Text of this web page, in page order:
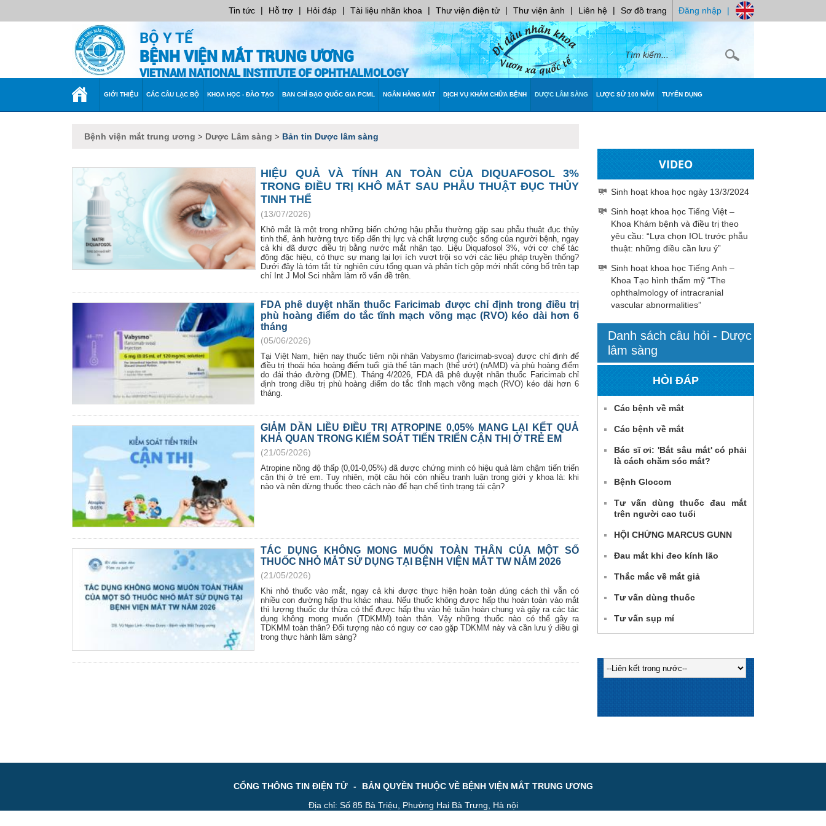
Tin tức | Hỗ trợ | Hỏi đáp | Tài liệu nhãn khoa | Thư viện điện tử | Thư viện ảnh | Liên hệ | Sơ đồ trang Đăng nhập |
BỘ Y TẾ
BỆNH VIỆN MẮT TRUNG ƯƠNG
VIETNAM NATIONAL INSTITUTE OF OPHTHALMOLOGY
TRANG GIỚI THIỆU CÁC CÂU LẠC BỘ KHOA HỌC - ĐÀO TẠO BAN CHỈ ĐẠO QUỐC GIA PCML NGÂN HÀNG MẮT DỊCH VỤ KHÁM CHỮA BỆNH DƯỢC LÂM SÀNG LƯỢC SỬ 100 NĂM TUYỂN DỤNG
Bệnh viện mắt trung ương > Dược Lâm sàng > Bản tin Dược lâm sàng
HIỆU QUẢ VÀ TÍNH AN TOÀN CỦA DIQUAFOSOL 3%
TRONG ĐIỀU TRỊ KHÔ MẮT SAU PHẪU THUẬT ĐỤC THỦY
TINH THỂ
(13/07/2026)
Khô mắt là một trong những biến chứng hậu phẫu thường gặp sau phẫu thuật đục thủy
tinh thể, ảnh hưởng trực tiếp đến thị lực và chất lượng cuộc sống của người bệnh, ngay
cả khi đã được điều trị bằng nước mắt nhân tạo. Liệu Diquafosol 3%, với cơ chế tác
động đặc hiệu, có thực sự mang lại lợi ích vượt trội so với các liệu pháp truyền thống?
Dưới đây là tóm tắt từ nghiên cứu tổng quan và phân tích gộp mới nhất công bố trên tạp
chí Int J Mol Sci nhằm làm rõ vấn đề trên.
FDA phê duyệt nhãn thuốc Faricimab được chỉ định trong điều trị
phù hoàng điểm do tắc tĩnh mạch võng mạc (RVO) kéo dài hơn 6
tháng
(05/06/2026)
Tại Việt Nam, hiện nay thuốc tiêm nội nhãn Vabysmo (faricimab-svoa) được chỉ định để
điều trị thoái hóa hoàng điểm tuổi già thể tân mạch (thể ướt) (nAMD) và phù hoàng điểm
do đái tháo đường (DME). Tháng 4/2026, FDA đã phê duyệt nhãn thuốc Faricimab chỉ
định trong điều trị phù hoàng điểm do tắc tĩnh mạch võng mạch (RVO) kéo dài hơn 6
tháng.
GIẢM DẦN LIỀU ĐIỀU TRỊ ATROPINE 0,05% MANG LẠI KẾT QUẢ
KHẢ QUAN TRONG KIỂM SOÁT TIẾN TRIỂN CẬN THỊ Ở TRẺ EM
(21/05/2026)
Atropine nồng độ thấp (0,01-0,05%) đã được chứng minh có hiệu quả làm chậm tiến triển
cận thị ở trẻ em. Tuy nhiên, một câu hỏi còn nhiều tranh luận trong giới y khoa là: khi
nào và nên dừng thuốc theo cách nào để hạn chế tình trạng tái cận?
TÁC DỤNG KHÔNG MONG MUỐN TOÀN THÂN CỦA MỘT SỐ
THUỐC NHỎ MẮT SỬ DỤNG TẠI BỆNH VIỆN MẮT TW NĂM 2026
(21/05/2026)
Khi nhỏ thuốc vào mắt, ngay cả khi được thực hiện hoàn toàn đúng cách thì vẫn có
nhiều con đường hấp thu khác nhau. Nếu thuốc không được hấp thu hoàn toàn vào mắt
thì lượng thuốc dư thừa có thể được hấp thu vào hệ tuần hoàn chung và gây ra các tác
dụng không mong muốn (TDKMM) toàn thân. Vậy những thuốc nào có thể gây ra
TDKMM toàn thân? Đối tượng nào có nguy cơ cao gặp TDKMM này và cần lưu ý điều gì
trong thực hành lâm sàng?
VIDEO
Sinh hoạt khoa học ngày 13/3/2024
Sinh hoạt khoa học Tiếng Việt –
Khoa Khám bệnh và điều trị theo
yêu cầu: “Lựa chọn IOL trước phẫu
thuật: những điều cần lưu ý”
Sinh hoạt khoa học Tiếng Anh –
Khoa Tạo hình thẩm mỹ “The
ophthalmology of intracranial
vascular abnormalities”
Danh sách câu hỏi - Dược
lâm sàng
HỎI ĐÁP
Các bệnh về mắt
Các bệnh về mắt
Bác sĩ ơi: 'Bắt sâu mắt' có phải
là cách chăm sóc mắt?
Bệnh Glocom
Tư vấn dùng thuốc đau mắt
trên người cao tuổi
HỘI CHỨNG MARCUS GUNN
Đau mắt khi đeo kính lão
Thắc mắc về mắt giả
Tư vấn dùng thuốc
Tư vấn sụp mí
CỔNG THÔNG TIN ĐIỆN TỬ -
BẢN QUYỀN THUỘC VỀ BỆNH VIỆN MẮT TRUNG ƯƠNG
Địa chỉ: Số 85 Bà Triệu, Phường Hai Bà Trưng, Hà nội